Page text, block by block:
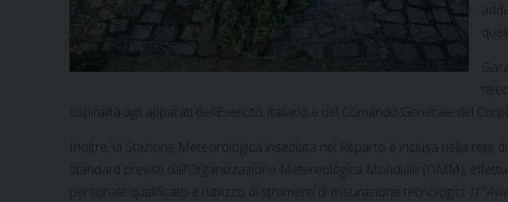
ospitalità agli apparati dell’Esercito Italiano e del Comando Generale del
Inoltre, la Stazione Meteorologica insediata nel Reparto è inclusa nella rete
standard previsti dall’Organizzazione Metereologica Mondiale (OMM),
personale qualificato e l’utilizzo di strumenti di misurazione tecnologici.